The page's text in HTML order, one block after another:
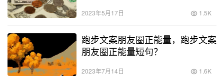
2023年5月17日 1.5K
跑步文案朋友圈正能量，跑步文案
朋友圈正能量短句？
2023年7月14日 1.6K